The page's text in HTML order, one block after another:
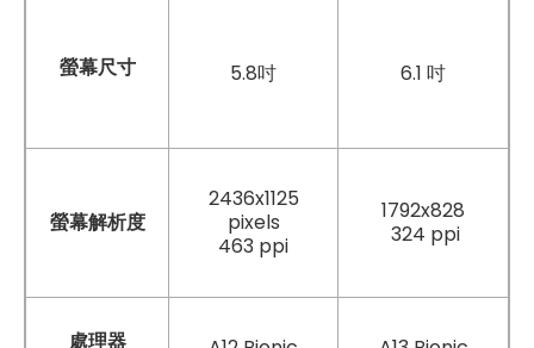
螢幕尺寸 5.8吋 6.1 吋
螢幕解析度
2436x1125
pixels
463 ppi
1792x828
324 ppi
處理器